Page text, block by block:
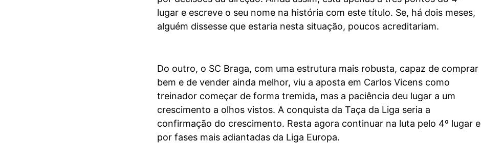
lugar e escreve o seu nome na história com este título. Se, há dois meses,
alguém dissesse que estaria nesta situação, poucos acreditariam.
Do outro, o SC Braga, com uma estrutura mais robusta, capaz de comprar
bem e de vender ainda melhor, viu a aposta em Carlos Vicens como
treinador começar de forma tremida, mas a paciência deu lugar a um
crescimento a olhos vistos. A conquista da Taça da Liga seria a
confirmação do crescimento. Resta agora continuar na luta pelo 4º lugar e
por fases mais adiantadas da Liga Europa.